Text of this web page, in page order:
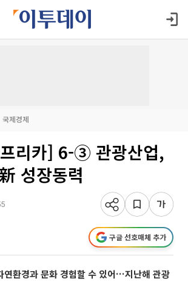
국제경제
리카] 6-③ 관광산업,
성장동력
구글 선호매체 추가
연환경과 문화 경험할 수 있어…지난해 관광